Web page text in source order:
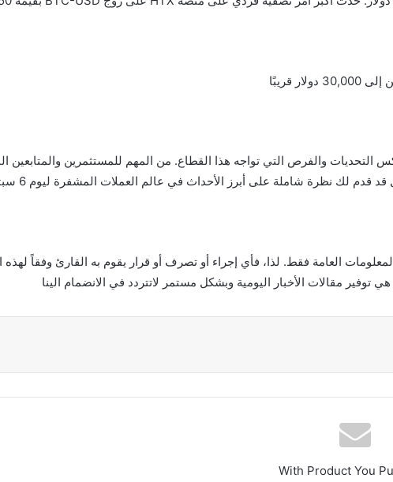
والفرص التي تواجه هذا القطاع. من المهم للمستثمرين والمتابعين
لك نظرة شاملة على أبرز الأحداث في عالم العملات المشفرة ليوم 6 سبتمبر 2024
العامة فقط. لذا، فأي إجراء أو تصرف أو قرار يقوم به القارئ وفقاً
توفير مقالات الأخبار اليومية وبشكل مستمر لاتتردد في الانضمام الينا
With Product You